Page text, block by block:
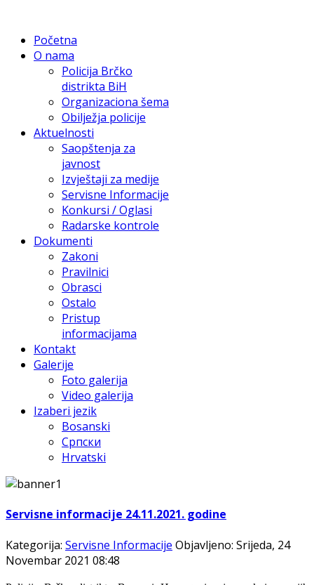
Početna
O nama
Policija Brčko
distrikta BiH
Organizaciona šema
Obilježja policije
Aktuelnosti
Saopštenja za
javnost
Izvještaji za medije
Servisne Informacije
Konkursi / Oglasi
Radarske kontrole
Dokumenti
Zakoni
Pravilnici
Obrasci
Ostalo
Pristup
informacijama
Kontakt
Galerije
Foto galerija
Video galerija
Izaberi jezik
Bosanski
Српски
Hrvatski
Servisne informacije 24.11.2021. godine
Kategorija: Servisne Informacije Objavljeno: Srijeda, 24
Novembar 2021 08:48